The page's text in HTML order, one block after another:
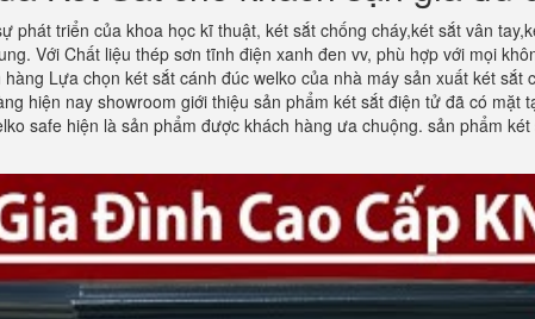
phát triển của khoa học kĩ thuật, két sắt chống cháy,két sắt vân
Với Chất liệu thép sơn tĩnh điện xanh đen vv, phù hợp với mọi
Lựa chọn két sắt cánh đúc welko của nhà máy sản xuất két sắt
hiện nay showroom giới thiệu sản phẩm két sắt điện tử đã có mặt
safe hiện là sản phẩm được khách hàng ưa chuộng. sản phẩm